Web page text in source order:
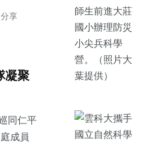
享
凝聚
同仁平
成員